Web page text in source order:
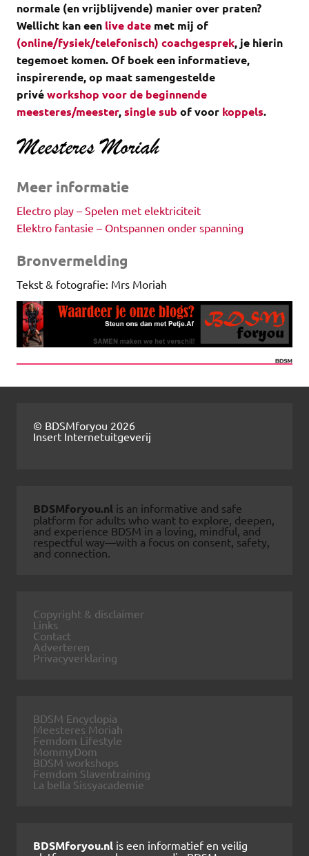
normale (en vrijblijvende) manier over praten?
Wellicht kan een live date met mij of
(online/fysiek/telefonisch) coachgesprek, je hierin
tegemoet komen.Of boek een informatieve,
inspirerende, op maat samengestelde
privéworkshop voor de beginnende
meesteres/meester,single sub of voor koppels.
Meer informatie
Electro play – Spelen met elektriciteit
Elektro fantasie – Ontspannen onder spanning
Bronvermelding
Tekst & fotografie: Mrs Moriah
© BDSMforyou 2026
Insert Internetuitgeverij
BDSMforyou.nl is an informative and safe
platform for adults who want to explore, deepen,
and experience BDSM in a loving, mindful, and
respectful way—with a focus on consent, safety,
and connection.
Copyright & disclaimer
Links
Contact
Adverteren
Privacyverklaring
BDSM Encyclopia
Meesteres Moriah
Femdom Lifestyle
MommyDom
BDSM workshops
Femdom Slaventraining
La bella Sissyacademie
BDSMforyou.nl is een informatief en veilig